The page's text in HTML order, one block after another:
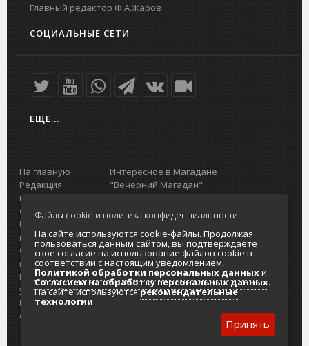
Главный редактор Ф.А.Жаров
СОЦИАЛЬНЫЕ СЕТИ
ЕЩЕ...
На главную
Редакция
портала
О проекте
Реклама на
портале
Отзывы и
предложения
Интернет-
услуги
Разработка
сайтов
Интересное в Магадане
"Вечерний Магадан"
Городская доска объявлений
Реклама
Главный туристический портал
Колымы
Политика в отношении обработки
персональных данных
Согласие на обработку персональных
данных
Файлы cookie и политика конфиденциальности.
На сайте используются cookie-файлы. Продолжая
пользоваться данным сайтом, вы подтверждаете
свое согласие на использование файлов cookie в
соответствии с настоящим уведомлением,
Политикой обработки персональных данныхи
Согласием на обработку персональных данных.
На сайте используютсярекомендательные
технологии.
Принять